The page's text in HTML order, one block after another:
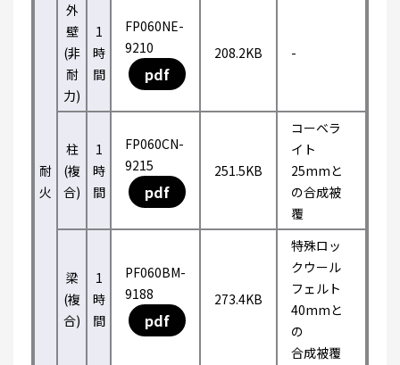
耐
火
外
壁
(非
耐
力)
1
時
間
FP060NE-
9210
pdf
208.2KB -
柱
(複
合)
1
時
間
FP060CN-
9215
pdf
251.5KB
コーベラ
イト
25mmと
の合成被
覆
梁
(複
合)
1
時
間
PF060BM-
9188
pdf
273.4KB
特殊ロッ
クウール
フェルト
40mmと
の
合成被覆